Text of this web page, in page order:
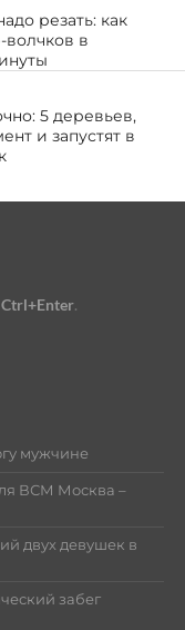
резать: как
волчков в
5 деревьев,
и запустят в
Ctrl+Enter.
мужчине
ВСМ Москва –
двух девушек в
забег